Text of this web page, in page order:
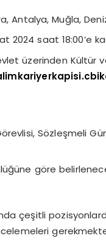
Antalya, Muğla,
2024 saat 18:00’e
üzerinden Kültür
Sözleşmeli
göre
çeşitli